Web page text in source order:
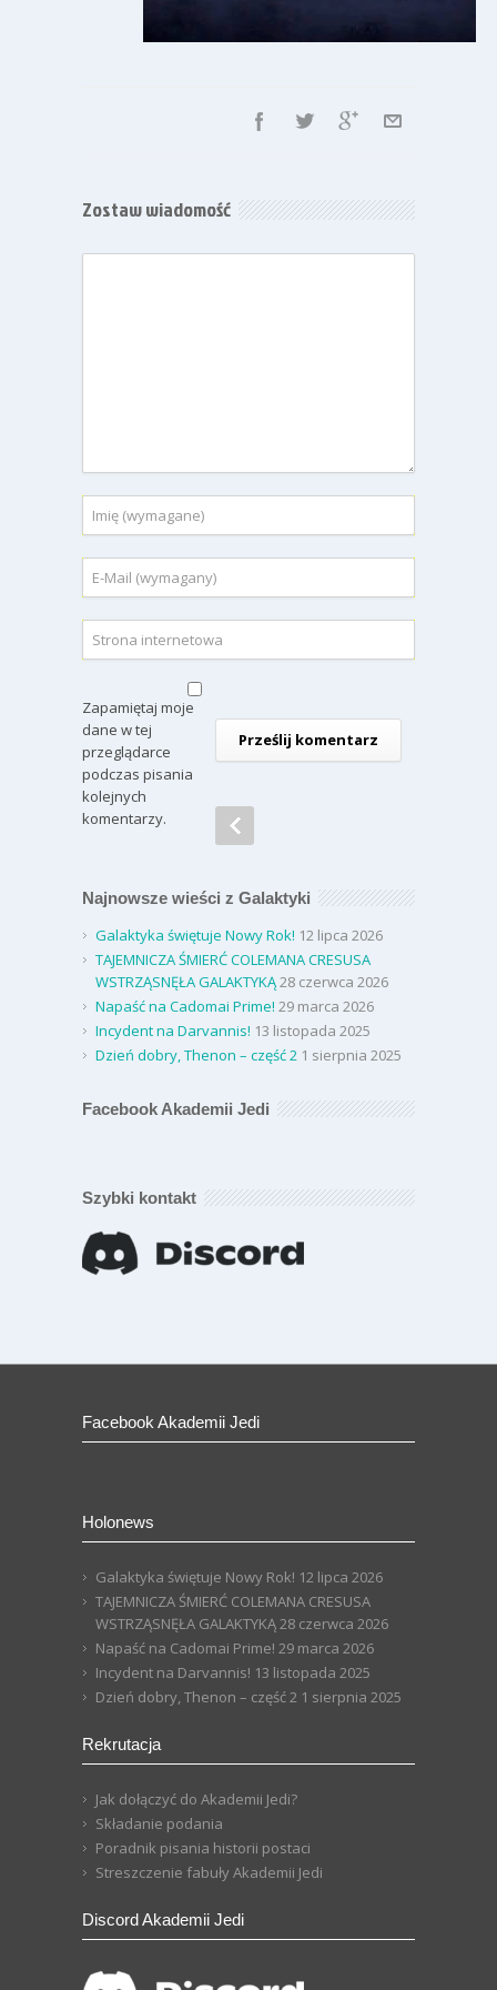
Zostaw wiadomość
Zapamiętaj moje
dane w tej
przeglądarce
podczas pisania
kolejnych
komentarzy.
Najnowsze wieści z Galaktyki
Galaktyka świętuje Nowy Rok! 12 lipca 2026
TAJEMNICZA ŚMIERĆ COLEMANA CRESUSA
WSTRZĄSNĘŁA GALAKTYKĄ28 czerwca 2026
Napaść na Cadomai Prime! 29 marca 2026
Incydent na Darvannis! 13 listopada 2025
Dzień dobry, Thenon – część 2 1 sierpnia 2025
Facebook Akademii Jedi
Szybki kontakt
Facebook Akademii Jedi
Holonews
Galaktyka świętuje Nowy Rok! 12 lipca 2026
TAJEMNICZA ŚMIERĆ COLEMANA CRESUSA
WSTRZĄSNĘŁA GALAKTYKĄ28 czerwca 2026
Napaść na Cadomai Prime! 29 marca 2026
Incydent na Darvannis! 13 listopada 2025
Dzień dobry, Thenon – część 2 1 sierpnia 2025
Rekrutacja
Jak dołączyć do Akademii Jedi?
Składanie podania
Poradnik pisania historii postaci
Streszczenie fabuły Akademii Jedi
Discord Akademii Jedi